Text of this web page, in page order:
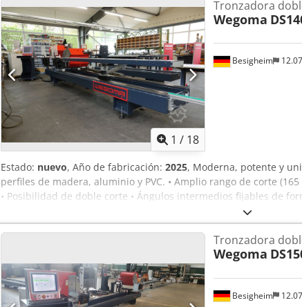
Mecanismo de ajuste de garra del junquillo. • Sistema de
con sierra de punta de diamante para cortar junquillo de
opcional). • Pistola de aire. Codpeq U Tbrofx Aiksha • Velocidad
conexión de metro digital. • Compatible con estación de
1 / 18
Besigheim
Tronzadora
Wegoma
Estado: nuevo, Año de fabricación: 2025, Moderna, potente y
perfiles de madera, aluminio y PVC. • Amplio rango de corte
• Posibilidad de doble corte • Ángulos intermedios fijables de
Chedpfx Aisxta Tujkja • Avance de sierra hidroneumático
máquina indeformable • Ángulo de giro de ambas unidades:
exterior • Mesa de sierra/plato soporte de sierra rectificado de
desplazamiento directo (sensor magnético) en todas las variantes
Panel táctil industrial de 15″ (IP65)
Besigheim
Tronzadora
Wegoma